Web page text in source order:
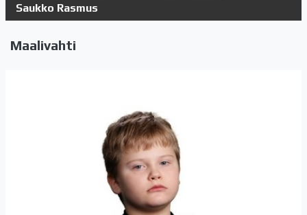
Saukko Rasmus
Maalivahti